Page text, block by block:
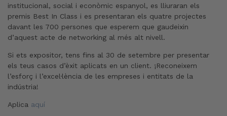
institucional, social i econòmic espanyol, es lliuraran els
premis Best In Class i es presentaran els quatre projectes
davant les 700 persones que esperem que gaudeixin
d’aquest acte de networking al més alt nivell.
Si ets expositor, tens fins al 30 de setembre per presentar
els teus casos d’èxit aplicats en un client. ¡Reconeixem
l’esforç i l’excel·lència de les empreses i entitats de la
indústria!
Aplica aquí